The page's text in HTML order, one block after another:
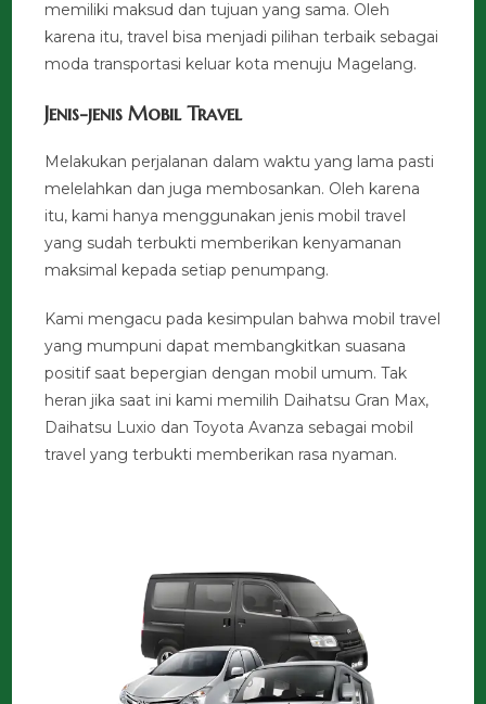
memiliki maksud dan tujuan yang sama. Oleh
karena itu, travel bisa menjadi pilihan terbaik sebagai
moda transportasi keluar kota menuju Magelang.
Jenis-jenis Mobil Travel
Melakukan perjalanan dalam waktu yang lama pasti
melelahkan dan juga membosankan. Oleh karena
itu, kami hanya menggunakan jenis mobil travel
yang sudah terbukti memberikan kenyamanan
maksimal kepada setiap penumpang.
Kami mengacu pada kesimpulan bahwa mobil travel
yang mumpuni dapat membangkitkan suasana
positif saat bepergian dengan mobil umum. Tak
heran jika saat ini kami memilih Daihatsu Gran Max,
Daihatsu Luxio dan Toyota Avanza sebagai mobil
travel yang terbukti memberikan rasa nyaman.